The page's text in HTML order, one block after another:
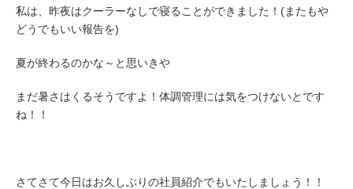
私は、昨夜はクーラーなしで寝ることができました！(またもや
どうでもいい報告を)
夏が終わるのかな～と思いきや
まだ暑さはくるそうですよ！体調管理には気をつけないとです
ね！！
さてさて今日はお久しぶりの社員紹介でもいたしましょう！！